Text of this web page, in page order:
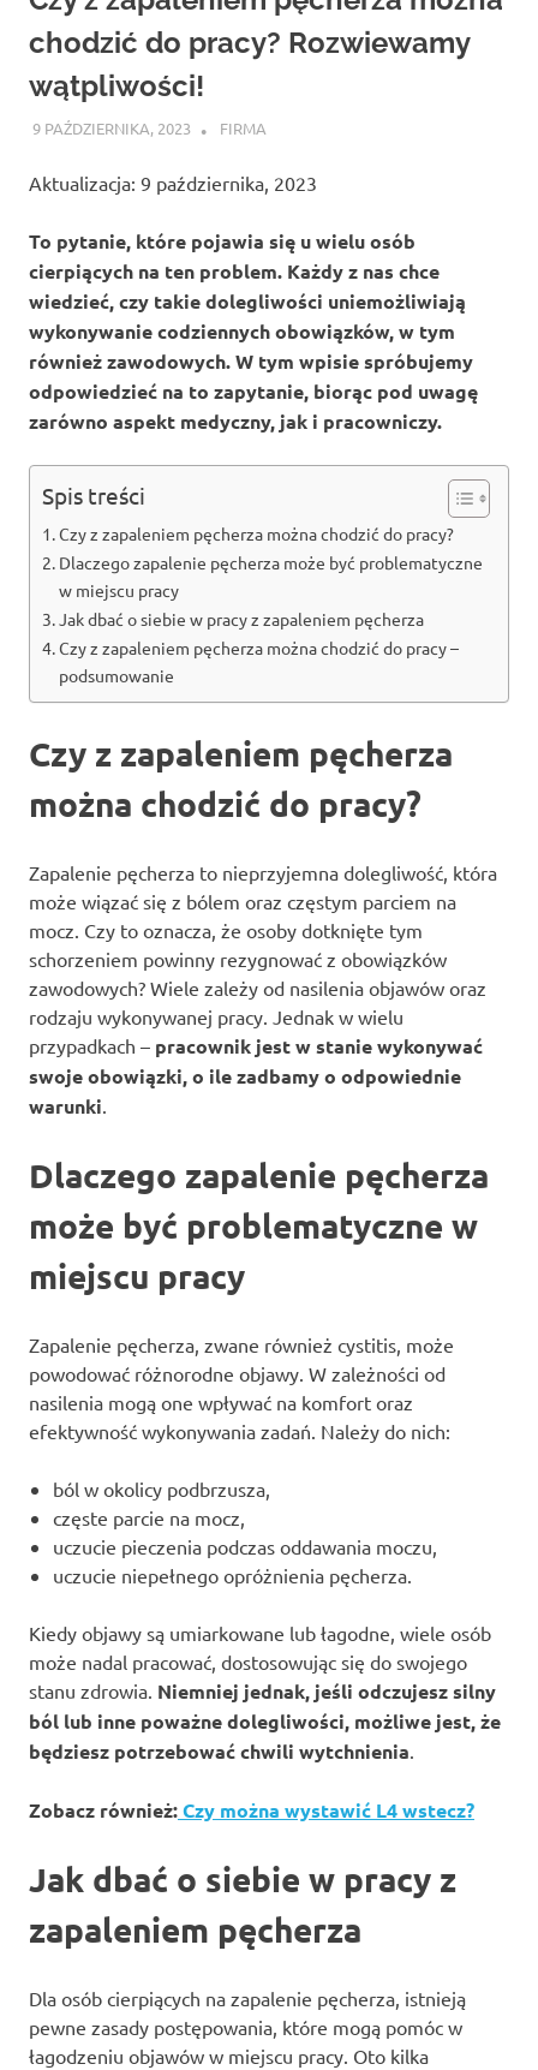
chodzić do pracy? Rozwiewamy
wątpliwości!
9 PAŹDZIERNIKA, 2023 ATROX
FIRMA
Aktualizacja: 9 października, 2023
To pytanie, które pojawia się u wielu osób
cierpiących na ten problem. Każdy z nas chce
wiedzieć, czy takie dolegliwości uniemożliwiają
wykonywanie codziennych obowiązków, w tym
również zawodowych. W tym wpisie spróbujemy
odpowiedzieć na to zapytanie, biorąc pod uwagę
zarówno aspekt medyczny, jak i pracowniczy.
Spis treści
Czy z zapaleniem pęcherza można chodzić do pracy?
Dlaczego zapalenie pęcherza może być problematyczne
w miejscu pracy
Jak dbać o siebie w pracy z zapaleniem pęcherza
Czy z zapaleniem pęcherza można chodzić do pracy –
podsumowanie
Czy z zapaleniem pęcherza
można chodzić do pracy?
Zapalenie pęcherza to nieprzyjemna dolegliwość, która
może wiązać się z bólem oraz częstym parciem na
mocz. Czy to oznacza, że osoby dotknięte tym
schorzeniem powinny rezygnować z obowiązków
zawodowych? Wiele zależy od nasilenia objawów oraz
rodzaju wykonywanej pracy. Jednak w wielu
przypadkach – pracownik jest w stanie wykonywać
swoje obowiązki, o ile zadbamy o odpowiednie
warunki.
Dlaczego zapalenie pęcherza
może być problematyczne w
miejscu pracy
Zapalenie pęcherza, zwane również cystitis, może
powodować różnorodne objawy. W zależności od
nasilenia mogą one wpływać na komfort oraz
efektywność wykonywania zadań. Należy do nich:
ból w okolicy podbrzusza,
częste parcie na mocz,
uczucie pieczenia podczas oddawania moczu,
uczucie niepełnego opróżnienia pęcherza.
Kiedy objawy są umiarkowane lub łagodne, wiele osób
może nadal pracować, dostosowując się do swojego
stanu zdrowia. Niemniej jednak, jeśli odczujesz silny
ból lub inne poważne dolegliwości, możliwe jest, że
będziesz potrzebować chwili wytchnienia.
Zobacz również:Czy można wystawić L4 wstecz?
Jak dbać o siebie w pracy z
zapaleniem pęcherza
Dla osób cierpiących na zapalenie pęcherza, istnieją
pewne zasady postępowania, które mogą pomóc w
łagodzeniu objawów w miejscu pracy. Oto kilka